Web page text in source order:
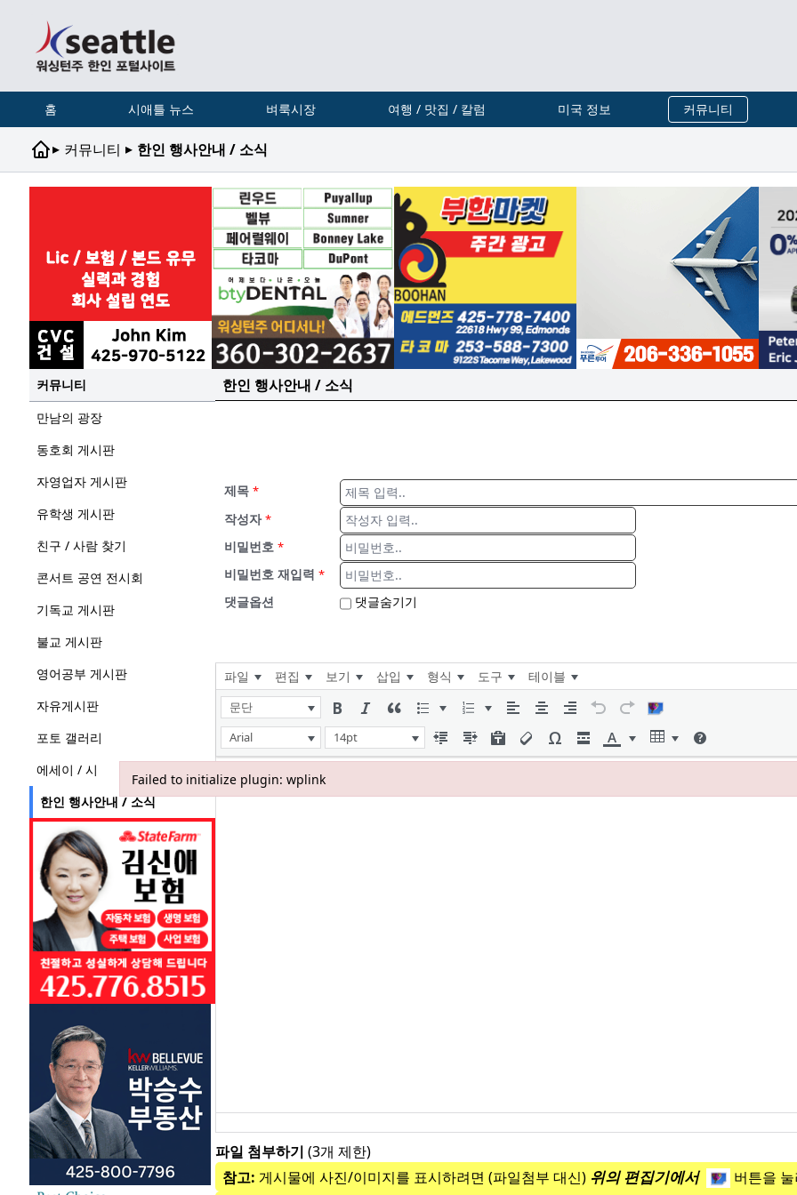
홈 시애틀 뉴스 벼룩시장 여행 / 맛집 / 칼럼 미국 정보 커뮤니티
▸ 커뮤니티 ▸ 한인 행사안내 / 소식
커뮤니티
만남의 광장
동호회 게시판
자영업자 게시판
유학생 게시판
친구 / 사람 찾기
콘서트 공연 전시회
기독교 게시판
불교 게시판
영어공부 게시판
자유게시판
포토 갤러리
에세이 / 시
한인 행사안내 / 소식
한인 행사안내 / 소식
제목 *
작성자 *
비밀번호 *
비밀번호 재입력 *
댓글옵션 댓글숨기기
파일 편집 보기 삽입 형식 도구 테이블
문단
Arial
14pt
파일 첨부하기 (3개 제한)
참고: 게시물에 사진/이미지를 표시하려면 (파일첨부 대신) 위의 편집기에서
버튼을
Failed to initialize plugin: wplink
Failed to initialize plugin: wplink